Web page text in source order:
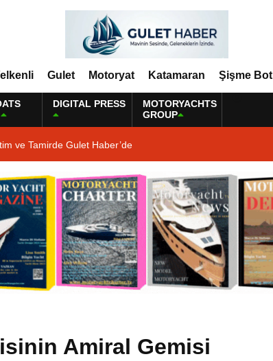
Gulet Motoryat Katamaran Şişme Bot
DIGITAL PRESS
MOTORYACHTS
GROUP
ve Tamirde Gulet Haber’de
Amiral Gemisi